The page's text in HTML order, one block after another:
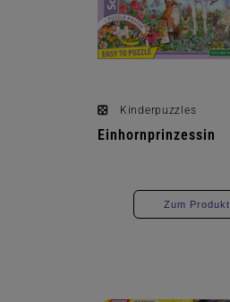
Kinderpuzzles
Einhornprinzessin
Zum Produkt